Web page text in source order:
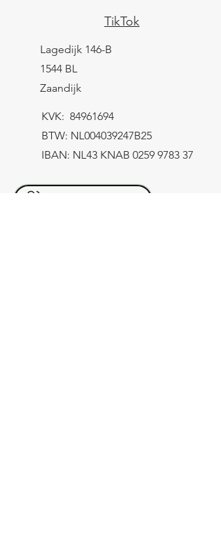
TikTok
Lagedijk 146-B
1544 BL
Zaandijk
KVK: 84961694
BTW: NL004039247B25
IBAN: NL43 KNAB 0259 9783 37